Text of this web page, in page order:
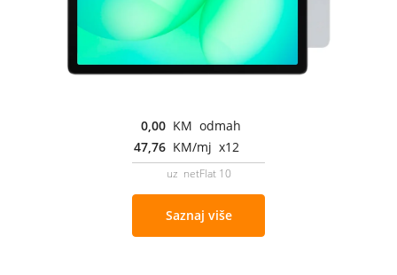
0,00 KM odmah
47,76 KM/mj x12
uz netFlat 10
Saznaj više